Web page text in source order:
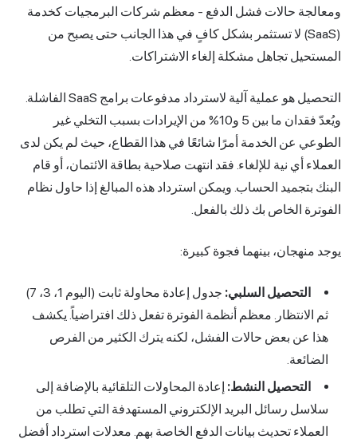
ومعالجة حالات فشل الدفع - معظم شركات البرمجيات كخدمة
(SaaS) لا تستثمر بشكل كافٍ في هذا الجانب حتى يصبح من
المستحيل تجاهل مشكلة إلغاء الاشتراكات.
التحصيل هو عملية آلية لاسترداد مدفوعات برامج SaaS الفاشلة.
ويُعدّ فقدان ما بين 5 و10% من الإيرادات بسبب التخلي غير
الطوعي عن الخدمة أمرًا شائعًا في هذا القطاع، حيث لم يكن لدى
العملاء أي نية للإلغاء. فقد انتهت صلاحية بطاقة الائتمان، أو قام
البنك بتجميد الحساب. ويمكن استرداد هذه المبالغ إذا حاول نظام
الفوترة الخاص بك ذلك بالفعل.
يوجد منهجان، بينهما فجوة كبيرة:
التحصيل السلبي:
جدول إعادة محاولة ثابت (اليوم 1، 3، 7)
ثم الانتظار. معظم أنظمة الفوترة تفعل ذلك افتراضياً. يكشف
هذا عن بعض حالات الفشل، لكنه يترك الكثير من الفرص
الضائعة.
التحصيل النشط: إعادة المحاولات التلقائية بالإضافة إلى
سلاسل رسائل البريد الإلكتروني المستهدفة التي تطلب من
العملاء تحديث بيانات الدفع الخاصة بهم. معدلات استرداد أفضل